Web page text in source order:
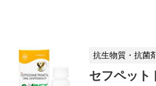
抗生物質・抗菌
セフペット